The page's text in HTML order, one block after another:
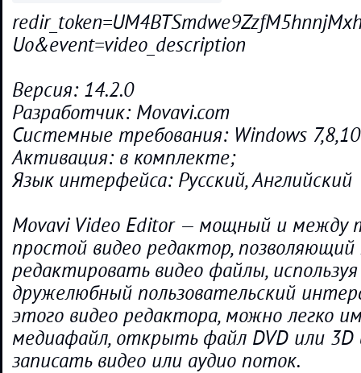
Uo&event=video_description
Версия: 14.2.0
Разработчик: Movavi.com
Системные требования: Windows
Активация: в комплекте;
Язык интерфейса: Русский, Английский
Movavi Video Editor — мощный и между
простой видео редактор, позволяющий
редактировать видео файлы,
дружелюбный пользовательский
этого видео редактора, можно легко
медиафайл, открыть файл DVD или 3D
записать видео или аудио поток.